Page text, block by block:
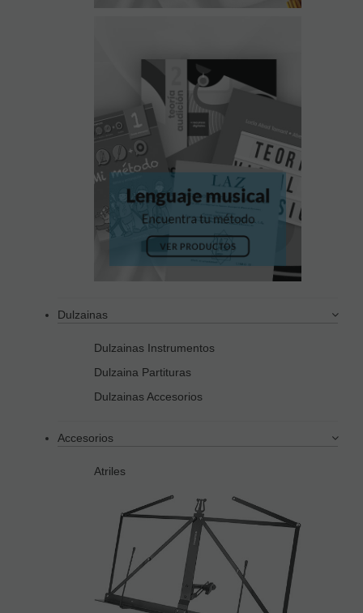
Dulzainas
Dulzainas Instrumentos
Dulzaina Partituras
Dulzainas Accesorios
Accesorios
Atriles